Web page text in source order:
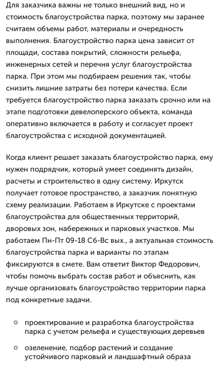
Для заказчика важны не только внешний вид, но и
стоимость благоустройства парка, поэтому мы заранее
считаем объемы работ, материалы и очередность
выполнения. Благоустройство парка цена зависит от
площади, состава покрытий, сложности рельефа,
инженерных сетей и перечня услуг благоустройства
парка. При этом мы подбираем решения так, чтобы
снизить лишние затраты без потери качества. Если
требуется благоустройство парка заказать срочно или на
этапе подготовки девелоперского объекта, команда
оперативно включается в работу и согласует проект
благоустройства с исходной документацией.
Когда клиент решает заказать благоустройство парка, ему
нужен подрядчик, который умеет соединять дизайн,
расчеты и строительство в одну систему. Иркутск
получает готовое пространство, а заказчик понятную
схему реализации. Работаем в Иркутске с проектами
благоустройства для общественных территорий,
дворовых зон, набережных и парковых участков. Мы
работаем Пн-Пт 09-18 Сб-Вс вых., а актуальная стоимость
благоустройства парка и варианты по этапам
фиксируются в смете. Вам ответит Виктор Федорович,
чтобы помочь выбрать состав работ и объяснить, как
лучше организовать благоустройство территории парка
под конкретные задачи.
проектирование и разработка благоустройства
парка с учетом рельефа и существующих деревьев
озеленение, подбор растений и создание
устойчивого парковый и ландшафтный образа